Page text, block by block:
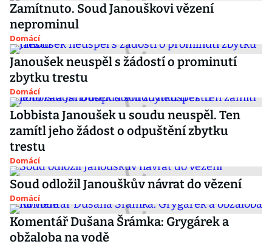
Zamítnuto. Soud Janouškovi vězení
neprominul
Domácí
Janoušek neuspěl s žádostí o prominutí
zbytku trestu
Domácí
Lobbista Janoušek u soudu neuspěl. Ten
zamítl jeho žádost o odpuštění zbytku
trestu
Domácí
Soud odložil Janouškův návrat do vězení
Domácí
Komentář Dušana Šrámka: Grygárek a
obžaloba na vodě